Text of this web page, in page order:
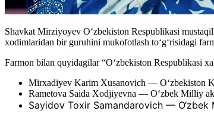
Shavkat Mirziyoyev O‘zbekiston Respublikasi
xodimlaridan bir guruhini mukofotlash to‘g‘risidagi
Farmon bilan quyidagilar “O‘zbekiston Respublikasi
Mirxadiyev Karim Xusanovich — O‘zbekiston
Rametova Saida Xodjiyevna — O‘zbek Milliy
Sayidov Toxir Samandarovich —